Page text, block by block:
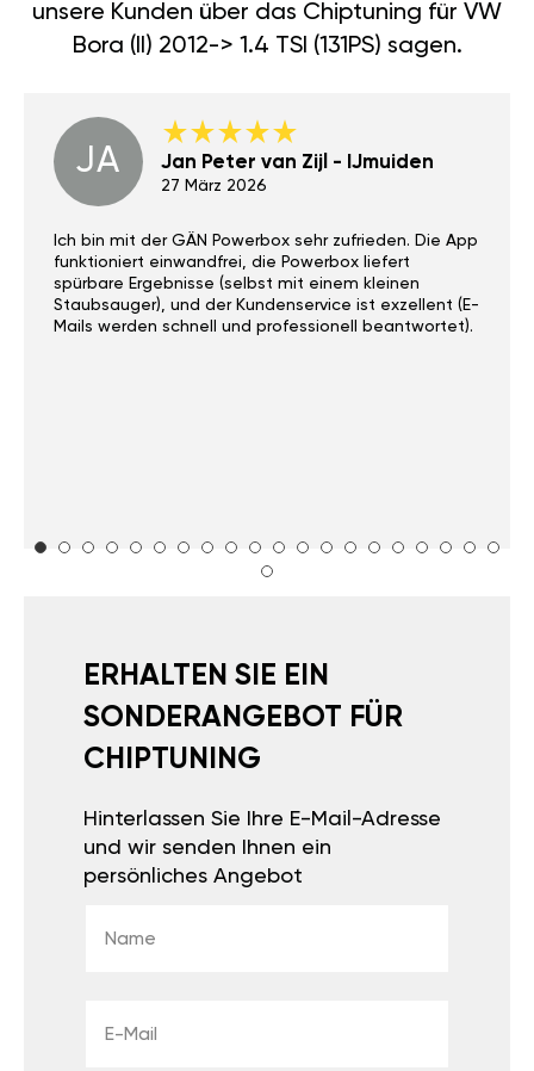
unsere Kunden über das Chiptuning für VW
Bora (II) 2012-> 1.4 TSI (131PS) sagen.
JA Jan Peter van Zijl - IJmuiden
27 März 2026
Ich bin mit der GÄN Powerbox sehr zufrieden. Die App
funktioniert einwandfrei, die Powerbox liefert
spürbare Ergebnisse (selbst mit einem kleinen
Staubsauger), und der Kundenservice ist exzellent (E-
Mails werden schnell und professionell beantwortet).
ERHALTEN SIE EIN
SONDERANGEBOT FÜR
CHIPTUNING
Hinterlassen Sie Ihre E-Mail-Adresse
und wir senden Ihnen ein
persönliches Angebot